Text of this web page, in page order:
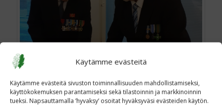
Käytämme evästeitä
Käytämme evästeitä sivuston toiminnallisuuden mahdollistamiseksi,
käyttökokemuksen parantamiseksi sekä tilastoinnin ja markkinoinnin
tueksi. Napsauttamalla ’hyvaksy’ osoitat hyväksyväsi evästeiden käytön.